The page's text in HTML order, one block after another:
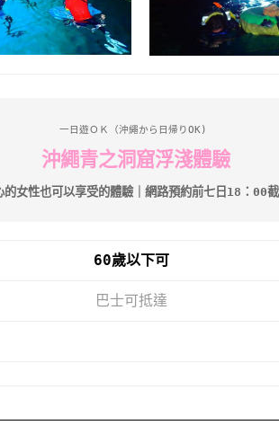
一日遊ＯＫ（沖繩から日帰りOK)
沖繩青之洞窟浮淺體驗
女性也可以享受的體驗｜ 網路預約前七日18：00
60歲以下可
巴士可抵達